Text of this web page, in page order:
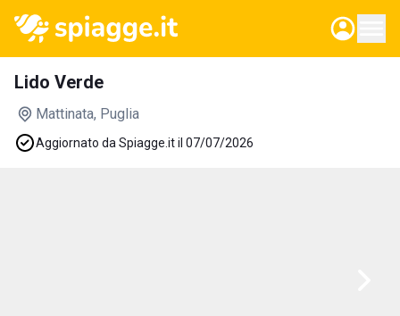
Lido Verde
Mattinata, Puglia
Aggiornato da Spiagge.it il 07/07/2026